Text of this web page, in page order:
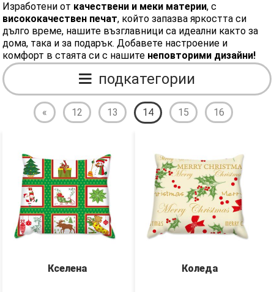
Изработени от качествени и меки материи, с
висококачествен печат, който запазва яркостта си
дълго време, нашите възглавници са идеални както за
дома, така и за подарък. Добавете настроение и
комфорт в стаята си с нашите неповторими дизайни!
подкатегории
« 12 13 14 15 16
Кселена Коледа